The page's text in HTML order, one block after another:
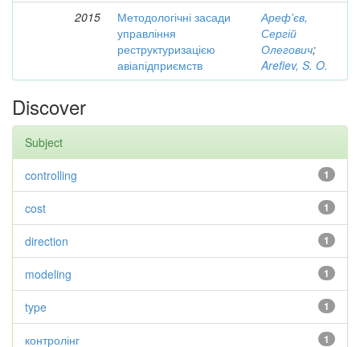
2015
Методологічні засади
управління
реструктуризацією
авіапідприємств
Ареф'єв,
Сергій
Олегович;
Arefiev, S. O.
Discover
Subject
1
controlling
1
cost
1
direction
1
modeling
1
type
1
контролінг